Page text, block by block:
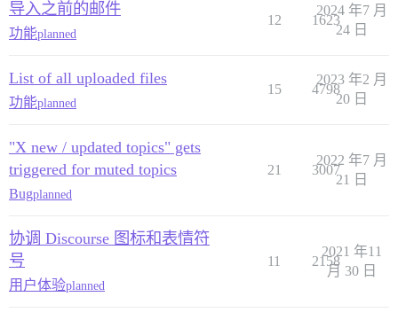
导入之前的邮件
功能planned
12 1623
2024 年7 月
24 日
List of all uploaded files
功能planned
15 4798
2023 年2 月
20 日
"X new / updated topics" gets
triggered for muted topics
Bugplanned
21 3007
2022 年7 月
21 日
协调 Discourse 图标和表情符
号
用户体验planned
11 2158
2021 年11
月 30 日